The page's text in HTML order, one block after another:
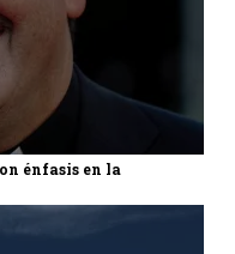
énfasis en la